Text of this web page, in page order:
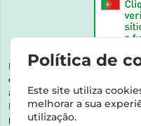
Esta farmácia encontra-se
dispensa de medicamentos
através da internet.
MSRM, MNSRM, MSRMV
podem ser entregues nos
Política de
Este site utiliza
melhorar a sua
utilização.